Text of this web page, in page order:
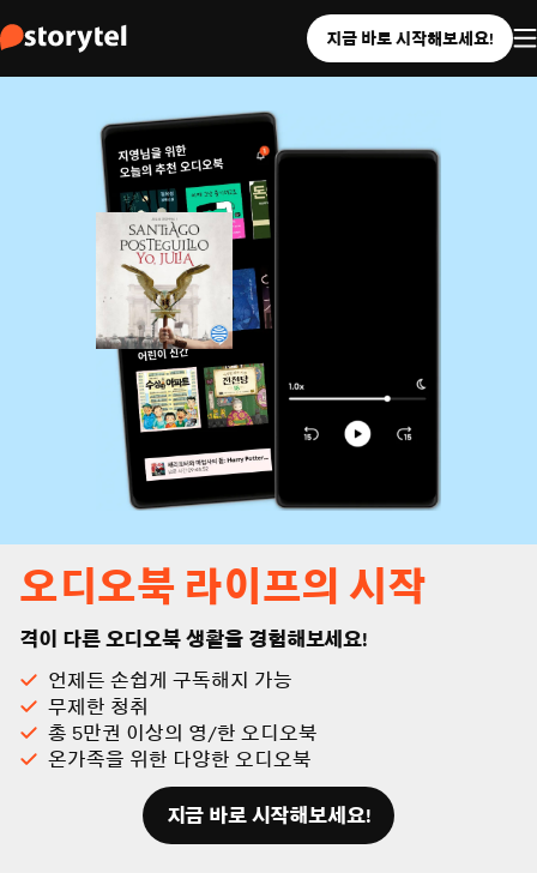
지금 바로 시작해보세요!
오디오북 라이프의 시작
격이 다른 오디오북 생활을 경험해보세요!
언제든 손쉽게 구독해지 가능
무제한 청취
총 5만권 이상의 영/한 오디오북
온가족을 위한 다양한 오디오북
지금 바로 시작해보세요!